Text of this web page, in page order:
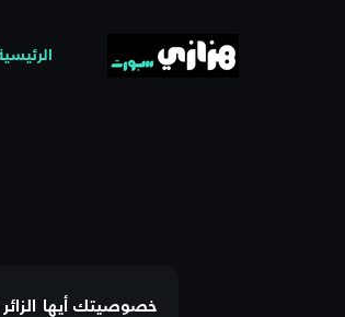
خصوصيتك أيها